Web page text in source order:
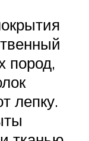
пород,
лепку.